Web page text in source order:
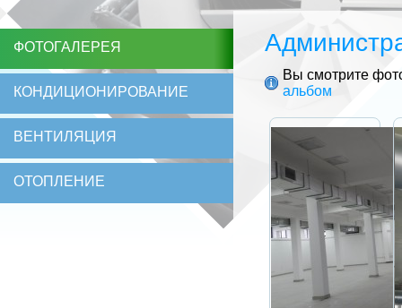
ФОТОГАЛЕРЕЯ
КОНДИЦИОНИРОВАНИЕ
ВЕНТИЛЯЦИЯ
ОТОПЛЕНИЕ
Вы смотрите
альбом